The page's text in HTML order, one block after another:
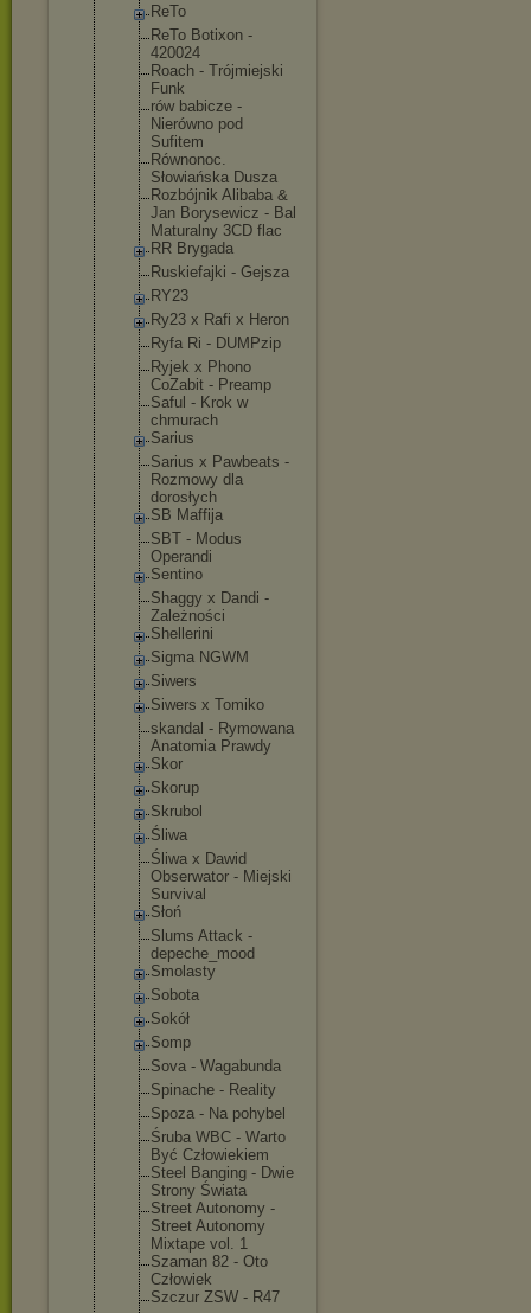
ReTo
ReTo Botixon -
420024
Roach - Trójmiejski
Funk
rów babicze -
Nierówno pod
Sufitem
Równonoc.
Słowiańska Dusza
Rozbójnik Alibaba &
Jan Borysewicz - Bal
Maturalny 3CD flac
RR Brygada
Ruskiefajki - Gejsza
RY23
Ry23 x Rafi x Heron
Ryfa Ri - DUMPzip
Ryjek x Phono
CoZabit - Preamp
Saful - Krok w
chmurach
Sarius
Sarius x Pawbeats -
Rozmowy dla
dorosłych
SB Maffija
SBT - Modus
Operandi
Sentino
Shaggy x Dandi -
Zależności
Shellerini
Sigma NGWM
Siwers
Siwers x Tomiko
skandal - Rymowana
Anatomia Prawdy
Skor
Skorup
Skrubol
Śliwa
Śliwa x Dawid
Obserwator - Miejski
Survival
Słoń
Slums Attack -
depeche_mood
Smolasty
Sobota
Sokół
Somp
Sova - Wagabunda
Spinache - Reality
Spoza - Na pohybel
Śruba WBC - Warto
Być Człowiekiem
Steel Banging - Dwie
Strony Świata
Street Autonomy -
Street Autonomy
Mixtape vol. 1
Szaman 82 - Oto
Człowiek
Szczur ZSW - R47